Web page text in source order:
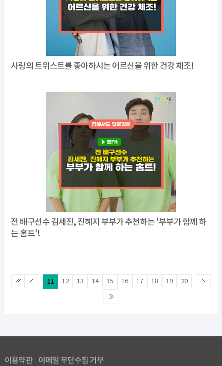
사랑의 트위스트를 좋아하시는 어르신을 위한 건강 체조!
전 배구선수 김세진, 진혜지 부부가 추천하는 '부부가 함께 하
는 홈트'!
11 12 13 14 15 16 17 18 19 20
이용약관 이메일 무단수집 거부